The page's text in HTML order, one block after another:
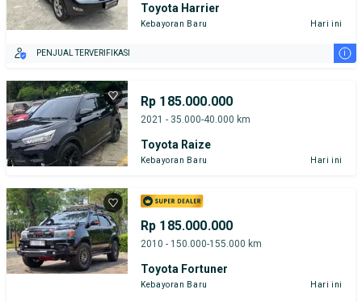
Toyota Harrier
Kebayoran Baru Hari ini
PENJUAL TERVERIFIKASI i
Rp 185.000.000
2021 - 35.000-40.000 km
Toyota Raize
Kebayoran Baru Hari ini
Rp 185.000.000
2010 - 150.000-155.000 km
Toyota Fortuner
Kebayoran Baru Hari ini